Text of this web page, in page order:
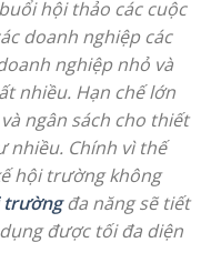
hội thảo các cuộc
doanh nghiệp các
nghiệp nhỏ và
nhiều. Hạn chế lớn
ngân sách cho thiết
nhiều. Chính vì thế
hội trường không
trườngđa năng sẽ tiết
được tối đa diện